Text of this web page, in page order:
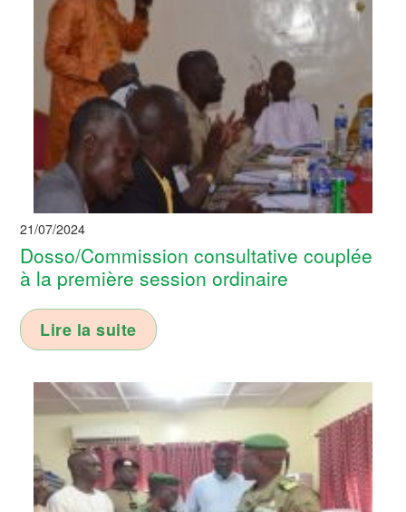
21/07/2024
Dosso/Commission consultative couplée
à la première session ordinaire
Lire la suite